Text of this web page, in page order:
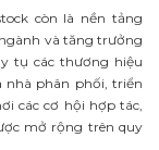
còn là nền tảng
và tăng trưởng
tụ các thương hiệu
nhà phân phối, triển
các cơ hội hợp tác,
mở rộng trên quy